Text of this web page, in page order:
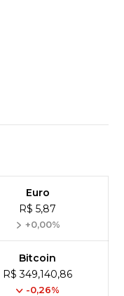
Euro
R$ 5,87
+0,00%
Bitcoin
R$ 349,140,86
-0,26%